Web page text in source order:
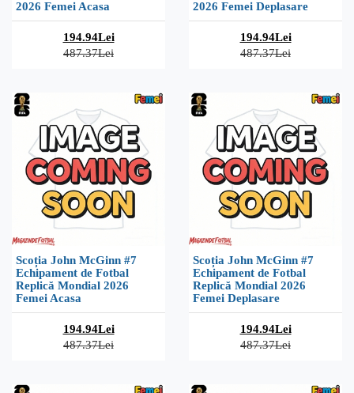
2026 Femei Acasa
194.94Lei
487.37Lei
2026 Femei Deplasare
194.94Lei
487.37Lei
Scoția John McGinn #7
Echipament de Fotbal
Replică Mondial 2026
Femei Acasa
194.94Lei
487.37Lei
Scoția John McGinn #7
Echipament de Fotbal
Replică Mondial 2026
Femei Deplasare
194.94Lei
487.37Lei